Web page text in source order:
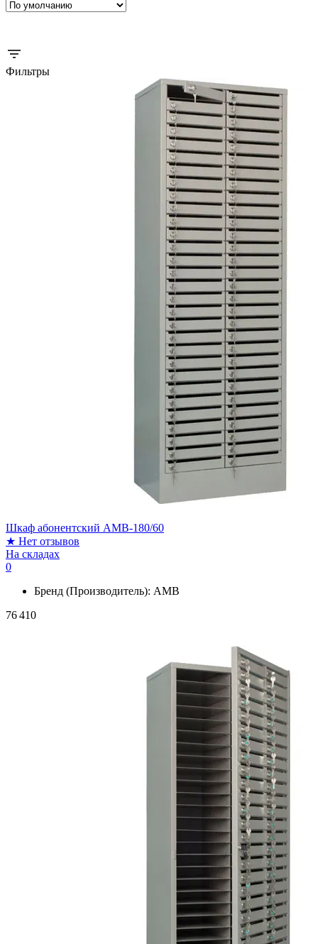
Фильтры
Шкаф абонентский AMB-180/60
★ Нет отзывов
На складах
0
Бренд (Производитель): АМВ
76 410